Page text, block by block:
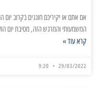
המשמעותי והמרגש הזה, מסיבת יום
קרא עוד »
29/03/2022